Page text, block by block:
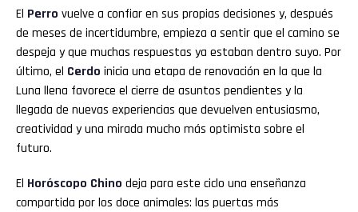
El Perro vuelve a confiar en sus propias decisiones y, después
de meses de incertidumbre, empieza a sentir que el camino se
despeja y que muchas respuestas ya estaban dentro suyo. Por
último, el Cerdo inicia una etapa de renovación en la que la
Luna llena favorece el cierre de asuntos pendientes y la
llegada de nuevas experiencias que devuelven entusiasmo,
creatividad y una mirada mucho más optimista sobre el
futuro.
El Horóscopo Chino deja para este ciclo una enseñanza
compartida por los doce animales: las puertas más